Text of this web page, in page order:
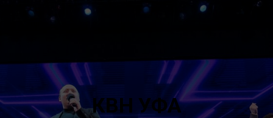
КВН УФА